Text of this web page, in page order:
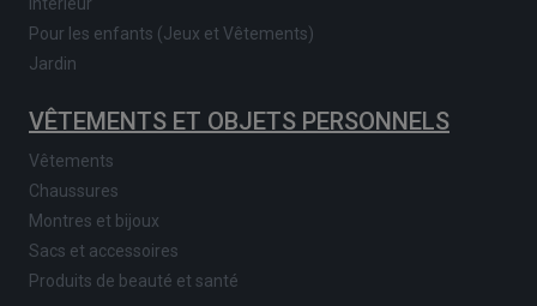
Intérieur
Pour les enfants (Jeux et Vêtements)
Jardin
VÊTEMENTS ET OBJETS PERSONNELS
Vêtements
Chaussures
Montres et bijoux
Sacs et accessoires
Produits de beauté et santé